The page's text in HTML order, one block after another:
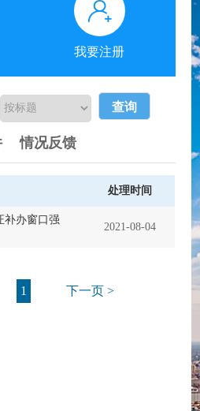
我要注册
情况反馈
处理时间
补办窗口强
2021-08-04
1 下一页 >